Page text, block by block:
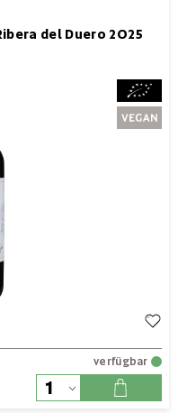
del Duero 2025
verfügbar